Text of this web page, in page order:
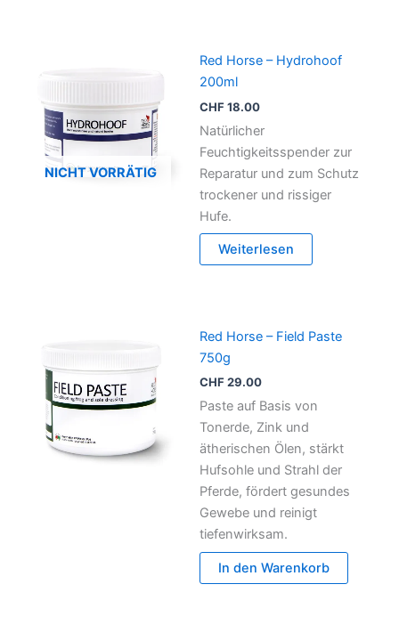
NICHT VORRÄTIG
Red Horse – Hydrohoof
200ml
CHF18.00
Natürlicher
Feuchtigkeitsspender zur
Reparatur und zum Schutz
trockener und rissiger
Hufe.
Weiterlesen
Red Horse – Field Paste
750g
CHF29.00
Paste auf Basis von
Tonerde, Zink und
ätherischen Ölen, stärkt
Hufsohle und Strahl der
Pferde, fördert gesundes
Gewebe und reinigt
tiefenwirksam.
In den Warenkorb